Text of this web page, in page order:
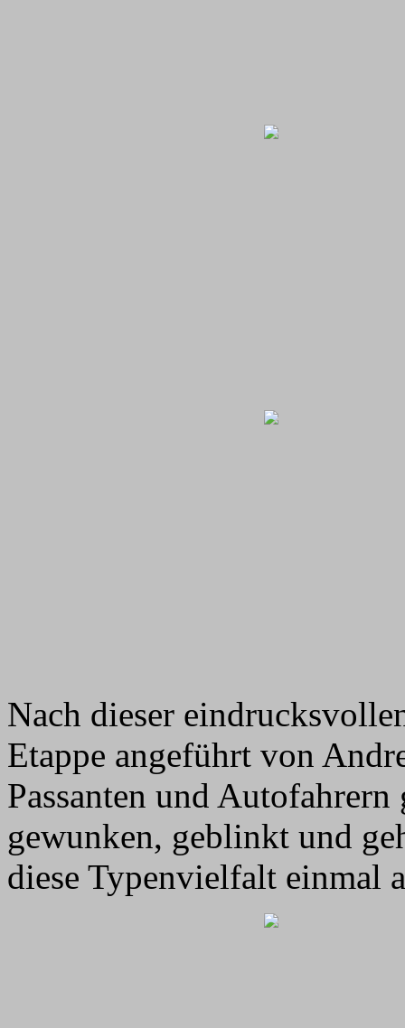
Nach dieser
Etappe angeführt von
Passanten und
gewunken, geblinkt und
diese Typenvielfalt einmal